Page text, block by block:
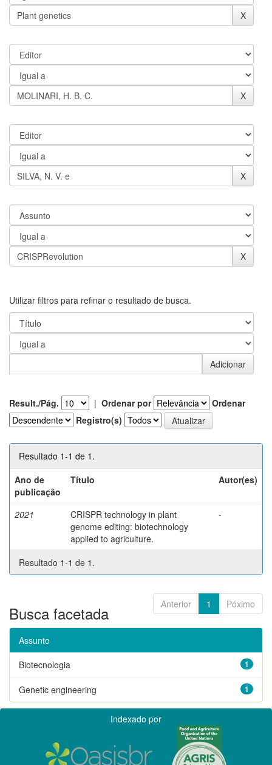
Utilizar filtros para refinar o resultado de busca.
Result./Pág. | Ordenar por
Ordenar
Registro(s)
Resultado 1-1 de 1.
Ano de
publicação
Título Autor(es)
2021
CRISPR technology in plant
genome editing: biotechnology
applied to agriculture.
-
Resultado 1-1 de 1.
Anterior 1 Póximo
Busca facetada
Assunto
1
Biotecnologia
1
Genetic engineering
Indexado por